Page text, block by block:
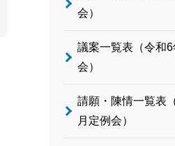
会）
議案一覧表（令和6
会）
請願・陳情一覧表
月定例会）